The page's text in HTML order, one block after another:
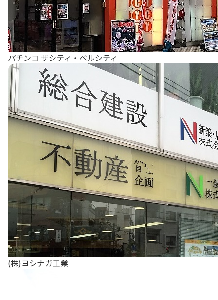
パチンコ ザシティ・ベルシティ
(株)ヨシナガ工業